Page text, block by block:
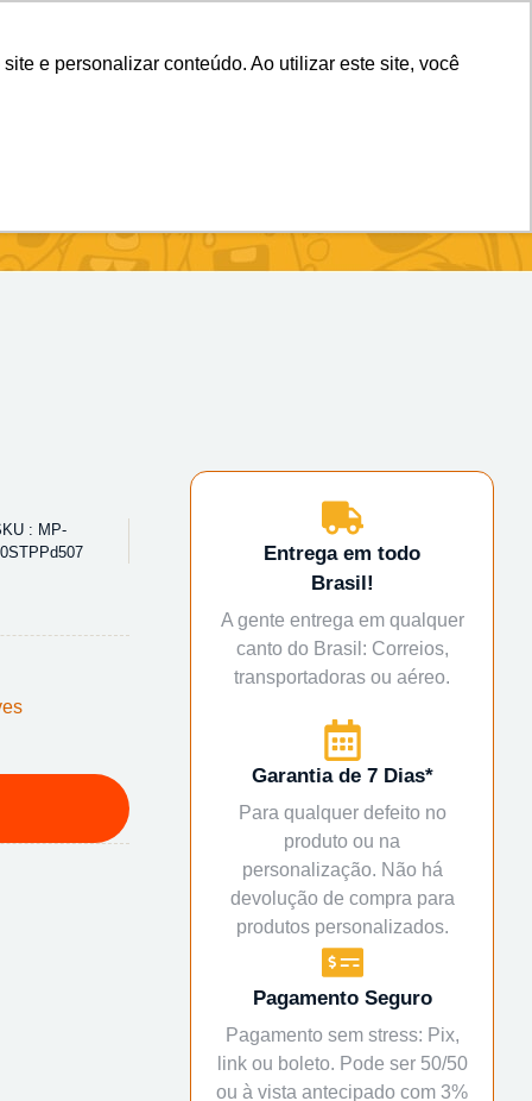
e personalizar conteúdo. Ao utilizar este site, você
: MP-
Entrega em todo
Brasil!
A gente entrega em qualquer
canto do Brasil: Correios,
transportadoras ou aéreo.
Garantia de 7 Dias*
Para qualquer defeito no
produto ou na
personalização. Não há
devolução de compra para
produtos personalizados.
Pagamento Seguro
Pagamento sem stress: Pix,
link ou boleto. Pode ser 50/50
ou à vista antecipado com 3%